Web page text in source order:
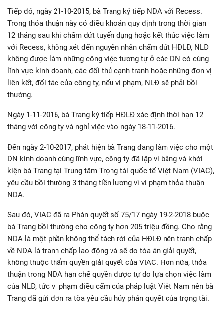
Tiếp đó, ngày 21-10-2015, bà Trang ký tiếp NDA với Recess.
Trong thỏa thuận này có điều khoản quy định trong thời gian
12 tháng sau khi chấm dứt tuyển dụng hoặc kết thúc việc làm
với Recess, không xét đến nguyên nhân chấm dứt HĐLĐ, NLĐ
không được làm những công việc tương tự ở các DN có cùng
lĩnh vực kinh doanh, các đối thủ cạnh tranh hoặc những đơn vị
liên kết, đối tác của công ty, nếu vi phạm, NLĐ sẽ phải bồi
thường.
Ngày 1-11-2016, bà Trang ký tiếp HĐLĐ xác định thời hạn 12
tháng với công ty và nghỉ việc vào ngày 18-11-2016.
Đến ngày 2-10-2017, phát hiện bà Trang đang làm việc cho một
DN kinh doanh cùng lĩnh vực, công ty đã lập vi bằng và khởi
kiện bà Trang tại Trung tâm Trọng tài quốc tế Việt Nam (VIAC),
yêu cầu bồi thường 3 tháng tiền lương vì vi phạm thỏa thuận
NDA.
Sau đó, VIAC đã ra Phán quyết số 75/17 ngày 19-2-2018 buộc
bà Trang bồi thường cho công ty hơn 205 triệu đồng. Cho rằng
NDA là một phần không thể tách rời của HĐLĐ nên tranh chấp
về NDA là tranh chấp lao động và sẽ do tòa án giải quyết,
không thuộc thẩm quyền giải quyết của VIAC. Hơn nữa, thỏa
thuận trong NDA hạn chế quyền được tự do lựa chọn việc làm
của NLĐ, tức vi phạm điều cấm của pháp luật Việt Nam nên bà
Trang đã gửi đơn ra tòa yêu cầu hủy phán quyết của trọng tài.